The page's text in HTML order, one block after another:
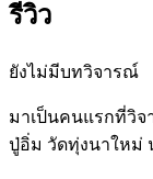
รีวิว
ยังไม่มีบทวิจารณ์
มาเป็นคนแรกที่วิจ
ปู่อิ่ม วัดทุ่งนาใหม่